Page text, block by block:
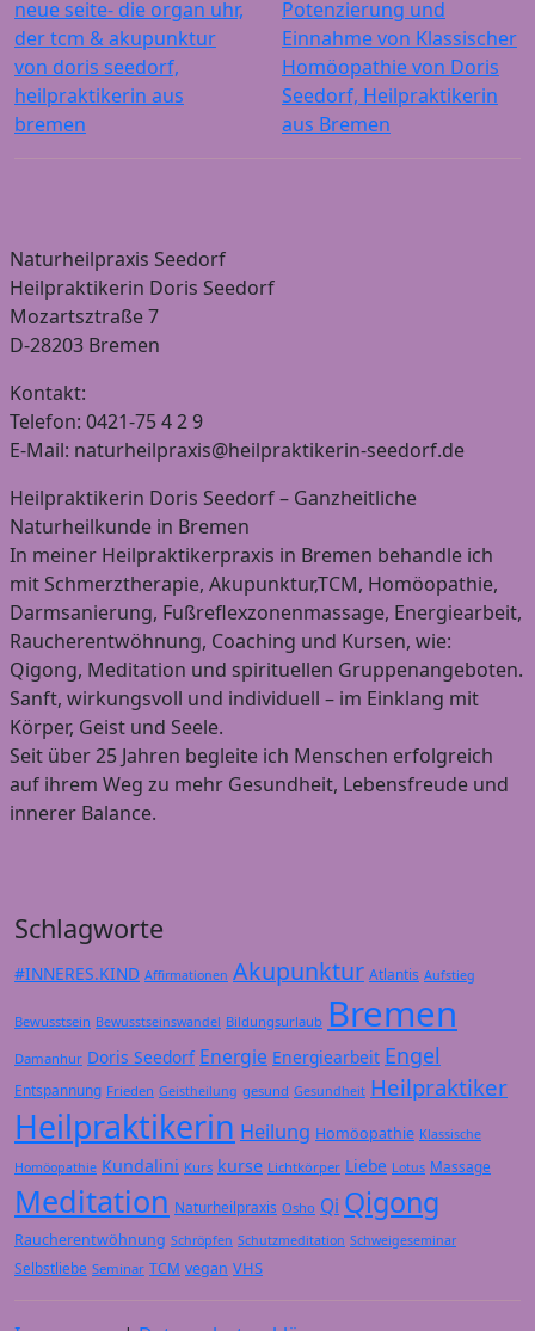
neue seite- die organ uhr,
der tcm & akupunktur
von doris seedorf,
heilpraktikerin aus
bremen
Potenzierung und
Einnahme von Klassischer
Homöopathie von Doris
Seedorf, Heilpraktikerin
aus Bremen
Naturheilpraxis Seedorf
Heilpraktikerin Doris Seedorf
Mozartsztraße 7
D-28203 Bremen
Kontakt:
Telefon: 0421-75 4 2 9
E-Mail: naturheilpraxis@heilpraktikerin-seedorf.de
Heilpraktikerin Doris Seedorf – Ganzheitliche
Naturheilkunde in Bremen
In meiner Heilpraktikerpraxis in Bremen behandle ich
mit Schmerztherapie, Akupunktur,TCM, Homöopathie,
Darmsanierung, Fußreflexzonenmassage, Energiearbeit,
Raucherentwöhnung, Coaching und Kursen, wie:
Qigong, Meditation und spirituellen Gruppenangeboten.
Sanft, wirkungsvoll und individuell – im Einklang mit
Körper, Geist und Seele.
Seit über 25 Jahren begleite ich Menschen erfolgreich
auf ihrem Weg zu mehr Gesundheit, Lebensfreude und
innerer Balance.
Schlagworte
#INNERES.KIND Affirmationen Akupunktur Atlantis Aufstieg
Bewusstsein Bewusstseinswandel Bildungsurlaub Bremen
Damanhur Doris Seedorf Energie Energiearbeit Engel
Entspannung Frieden Geistheilung gesund Gesundheit Heilpraktiker
Heilpraktikerin Heilung Homöopathie Klassische
Homöopathie Kundalini Kurs kurse Lichtkörper Liebe Lotus Massage
Meditation Naturheilpraxis Osho Qi Qigong
Raucherentwöhnung Schröpfen Schutzmeditation Schweigeseminar
Selbstliebe Seminar TCM vegan VHS